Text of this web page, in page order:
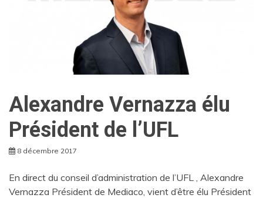
Alexandre Vernazza élu
Président de l’UFL
8 décembre 2017
En direct du conseil d’administration de l’UFL , Alexandre
Vernazza Président de Mediaco, vient d’être élu Président